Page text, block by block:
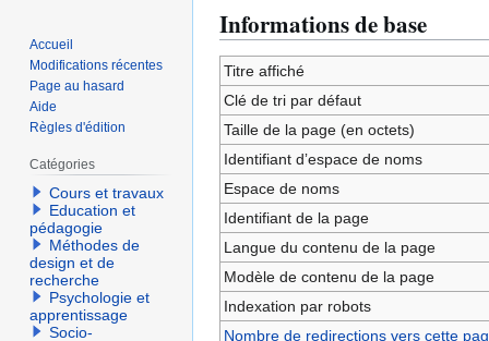
Aller
à
la
navigation
Aller
à
la
recherche
Informations de base
Titre affiché
Clé de tri par défaut
Taille de la page (en octets)
Identifiant dʼespace de noms
Espace de noms
Identifiant de la page
Langue du contenu de la page
Modèle de contenu de la page
Indexation par robots
Nombre de redirections vers cette
Accueil
Modifications récentes
Page au hasard
Aide
Règles d'édition
Catégories
Cours et travaux
Education et
pédagogie
Méthodes de
design et de
recherche
Psychologie et
apprentissage
Socio-